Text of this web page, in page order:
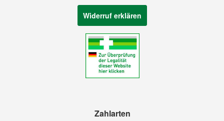
Widerruf erklären
Zahlarten